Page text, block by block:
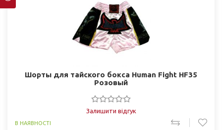
Шорты для тайского бокса Human Fight HF35
Розовый
Залишити відгук
В НАЯВНОСТІ